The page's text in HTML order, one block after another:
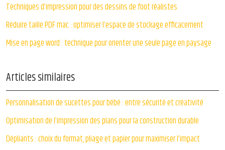
Techniques d’impression pour des dessins de foot réalistes
Réduire taille PDF mac : optimiser l’espace de stockage efficacement
Mise en page word : technique pour orienter une seule page en paysage
Articles similaires
Personnalisation de sucettes pour bébé : entre sécurité et créativité
Optimisation de l’impression des plans pour la construction durable
Dépliants : choix du format, pliage et papier pour maximiser l’impact